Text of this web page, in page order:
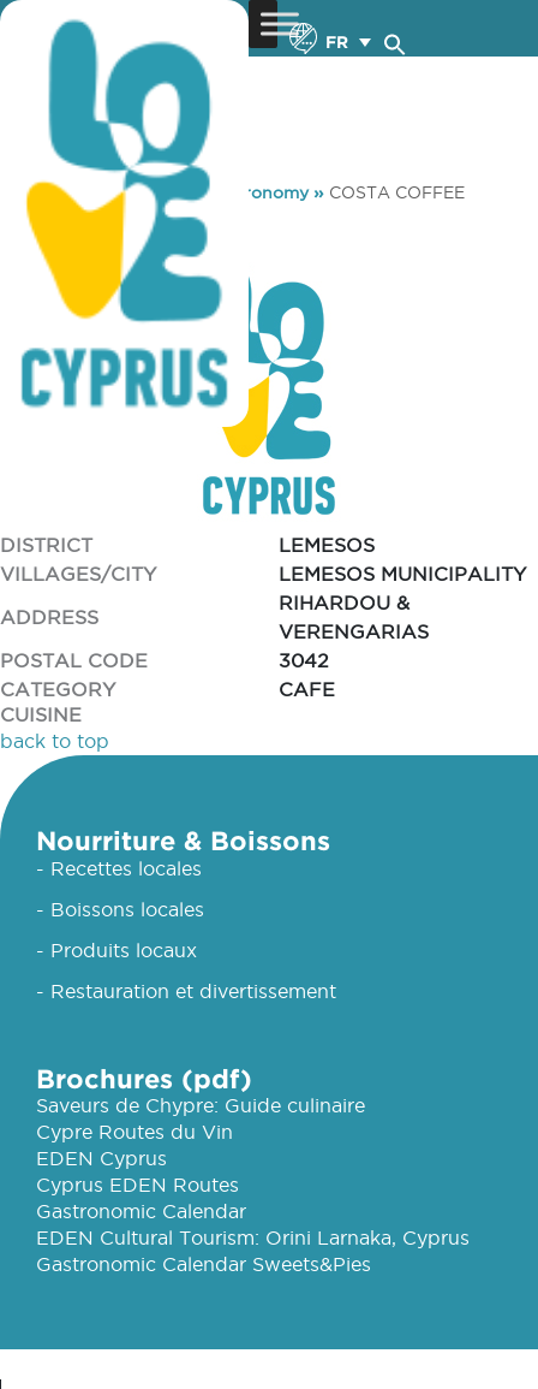
FR
You are here: Home »Gastronomy» COSTA COFFEE
COSTA COFFEE
DISTRICT
LEMESOS
VILLAGES/CITY
LEMESOS MUNICIPALITY
ADDRESS
RIHARDOU &
VERENGARIAS
POSTAL CODE
3042
CATEGORY
CAFE
CUISINE
back to top
Nourriture & Boissons
- Recettes locales
- Boissons locales
- Produits locaux
- Restauration et divertissement
Brochures (pdf)
Saveurs de Chypre: Guide culinaire
Cypre Routes du Vin
EDEN Cyprus
Cyprus EDEN Routes
Gastronomic Calendar
EDEN Cultural Tourism: Orini Larnaka, Cyprus
Gastronomic Calendar Sweets&Pies